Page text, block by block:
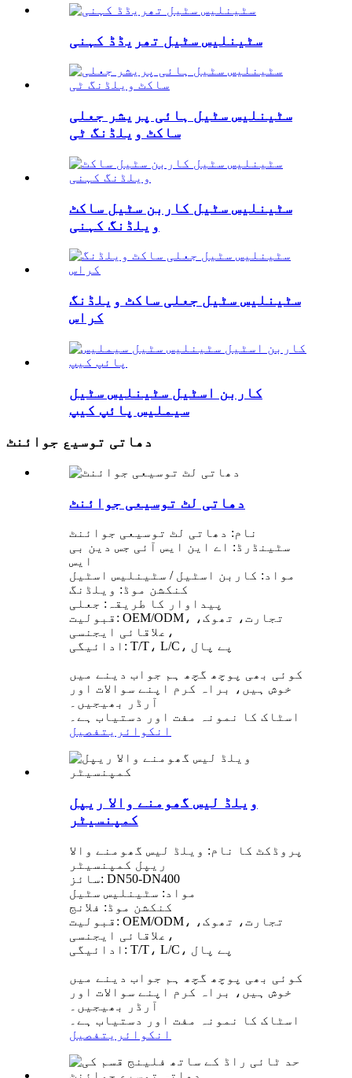
سٹینلیس سٹیل تھریڈڈ کہنی
سٹینلیس سٹیل ہائی پریشر جعلی
ساکٹ ویلڈنگ ٹی
سٹینلیس سٹیل کاربن سٹیل ساکٹ
ویلڈنگ کہنی
سٹینلیس سٹیل جعلی ساکٹ ویلڈنگ
کراس
کاربن اسٹیل سٹینلیس سٹیل
سیملیس پائپ کیپ
دھاتی توسیع جوائنٹ
دھاتی لٹ توسیعی جوائنٹ
نام: دھاتی لٹ توسیعی جوائنٹ
سٹینڈرڈ: اے این ایس آئی جس دین بی
ایس
مواد: کاربن اسٹیل / سٹینلیس اسٹیل
کنکشن موڈ: ویلڈنگ
پیداوار کا طریقہ: جعلی
قبولیت: OEM/ODM، تجارت، تھوک،
علاقائی ایجنسی،
ادائیگی: T/T، L/C، پے پال
کوئی بھی پوچھ گچھ ہم جواب دینے میں
خوش ہیں، براہ کرم اپنے سوالات اور
آرڈر بھیجیں۔
اسٹاک کا نمونہ مفت اور دستیاب ہے۔
انکوائری تفصیل
ویلڈ لیس گھومنے والا ریپل
کمپنسیٹر
پروڈکٹ کا نام: ویلڈ لیس گھومنے والا
ریپل کمپنسیٹر
سائز: DN50-DN400
مواد: سٹینلیس سٹیل
کنکشن موڈ: فلانج
قبولیت: OEM/ODM، تجارت، تھوک،
علاقائی ایجنسی،
ادائیگی: T/T، L/C، پے پال
کوئی بھی پوچھ گچھ ہم جواب دینے میں
خوش ہیں، براہ کرم اپنے سوالات اور
آرڈر بھیجیں۔
اسٹاک کا نمونہ مفت اور دستیاب ہے۔
انکوائری تفصیل